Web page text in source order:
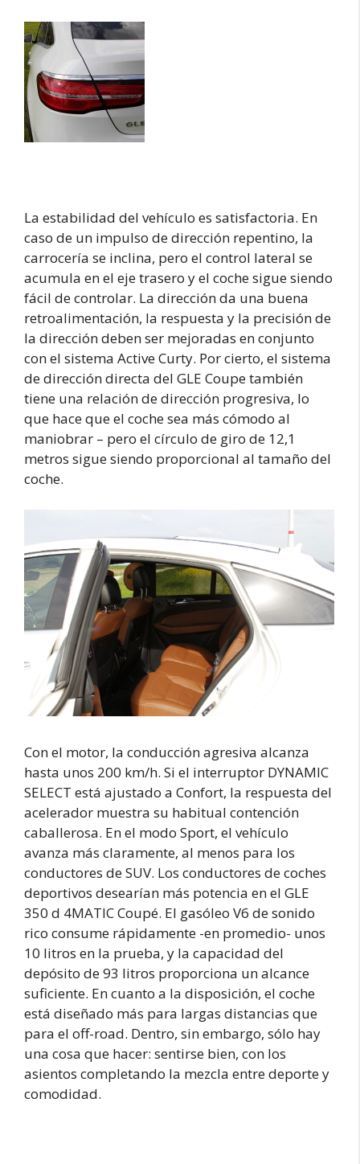
La estabilidad del vehículo es satisfactoria. En
caso de un impulso de dirección repentino, la
carrocería se inclina, pero el control lateral se
acumula en el eje trasero y el coche sigue siendo
fácil de controlar. La dirección da una buena
retroalimentación, la respuesta y la precisión de
la dirección deben ser mejoradas en conjunto
con el sistema Active Curty. Por cierto, el sistema
de dirección directa del GLE Coupe también
tiene una relación de dirección progresiva, lo
que hace que el coche sea más cómodo al
maniobrar – pero el círculo de giro de 12,1
metros sigue siendo proporcional al tamaño del
coche.
Con el motor, la conducción agresiva alcanza
hasta unos 200 km/h. Si el interruptor DYNAMIC
SELECT está ajustado a Confort, la respuesta del
acelerador muestra su habitual contención
caballerosa. En el modo Sport, el vehículo
avanza más claramente, al menos para los
conductores de SUV. Los conductores de coches
deportivos desearían más potencia en el GLE
350 d 4MATIC Coupé. El gasóleo V6 de sonido
rico consume rápidamente -en promedio- unos
10 litros en la prueba, y la capacidad del
depósito de 93 litros proporciona un alcance
suficiente. En cuanto a la disposición, el coche
está diseñado más para largas distancias que
para el off-road. Dentro, sin embargo, sólo hay
una cosa que hacer: sentirse bien, con los
asientos completando la mezcla entre deporte y
comodidad.